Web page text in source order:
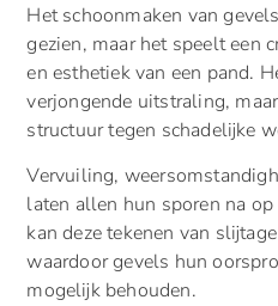
Het schoonmaken van
gezien, maar het speelt een
en esthetiek van een pand.
verjongende uitstraling,
structuur tegen schadelijke
Vervuiling,
laten allen hun sporen na
kan deze tekenen van
waardoor gevels hun
mogelijk behouden.